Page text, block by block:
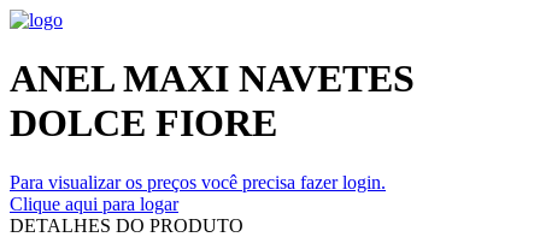
ANEL MAXI NAVETES
DOLCE FIORE
Para visualizar os preços você precisa fazer login.
Clique aqui para logar
DETALHES DO PRODUTO